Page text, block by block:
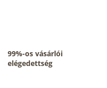
99%-os vásárlói
elégedettség